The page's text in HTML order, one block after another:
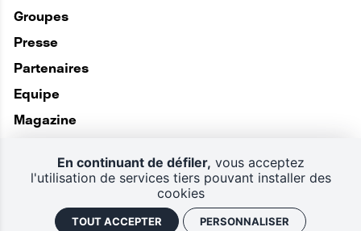
Groupes
Presse
Partenaires
Equipe
Magazine
En continuant de défiler, vous acceptez
l'utilisation de services tiers pouvant installer des
cookies
TOUT ACCEPTER PERSONNALISER